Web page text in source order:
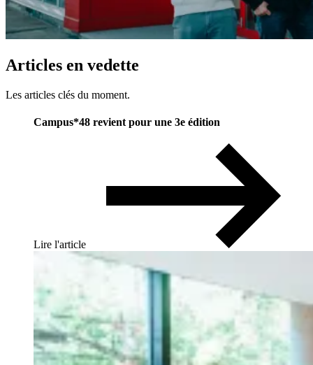
Articles en vedette
Les articles clés du moment.
Campus*48 revient pour une 3e édition
Lire l'article